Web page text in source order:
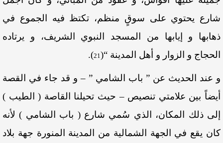
شارع يحتوي على سوقٍ منظم، تكتظ فيه الجموع في
ذهابها و إيابها من المسجد النبوي الشريف، و يرتاده
الحجاج و الزوار و أهل المدينة “(
21
)
.
و عند الحديث عن ” باب الشامي ” – و قد جاء في القصة
أيضاً بين علامتي تنصيص – حيث تحيلنا القاصة ( الطيب )
إلى ذلك المكان، الذي سُمي شارع ( باب الشامي ) لأنه
كان يقع في الجهة الشمالية من المدينة المنورة جهة بلاد